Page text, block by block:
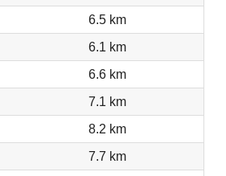
6.5 km
6.1 km
6.6 km
7.1 km
8.2 km
7.7 km